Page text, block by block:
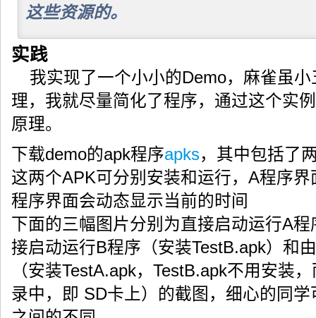
这些资源的。
实践
我实现了一个小小的Demo，麻雀虽
理，我就尽量简化了程序，通过这个实
原理。
下载demo的apk程序apks，其中包括了
这两个APK可分别安装和运行，A程序
程序界面会动态显示当前的时间
下面的三幅图片分别为直接启动运行A
接启动运行B程序（安装TestB.apk）和
（安装TestA.apk，TestB.apk不用安装
录中，即 SD卡上）的截图，细心的同